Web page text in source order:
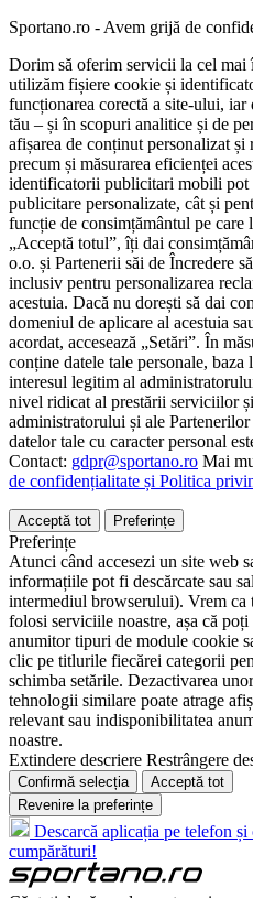
Sportano.ro - Avem grijă de
Dorim să oferim servicii la cel mai
utilizăm fișiere cookie și
funcționarea corectă a site-ului,
tău – și în scopuri analitice și de
afișarea de conținut personalizat și
precum și măsurarea eficienței
identificatorii publicitari mobili
publicitare personalizate, cât și
funcție de consimțământul pe care
„Acceptă totul”, îți dai
o.o. și Partenerii săi de Încredere
inclusiv pentru personalizarea
acestuia. Dacă nu dorești să dai
domeniul de aplicare al acestuia
acordat, accesează „Setări”. În
conține datele tale personale,
interesul legitim al
nivel ridicat al prestării serviciilor
administratorului și ale
datelor tale cu caracter personal
Contact: gdpr@sportano.ro Mai
de confidențialitate și Politica
Acceptă tot Preferințe
Preferințe
Atunci când accesezi un site web
informațiile pot fi descărcate sau
intermediul browserului). Vrem ca
folosi serviciile noastre, așa că
anumitor tipuri de module cookie
clic pe titlurile fiecărei categorii
schimba setările. Dezactivarea
tehnologii similare poate atrage
relevant sau indisponibilitatea
noastre.
Extindere descriere Restrângere
Confirmă selecția
Acceptă tot
Revenire la preferințe
Descarcă aplicația pe telefon
cumpărături!